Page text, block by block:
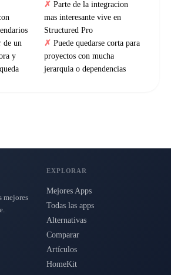
de un
y
Parte de la integracion
mas interesante vive en
Structured Pro
Puede quedarse corta para
proyectos con mucha
jerarquia o dependencias
mejores
EXPLORAR
Mejores Apps
Todas las apps
Alternativas
Comparar
Artículos
HomeKit